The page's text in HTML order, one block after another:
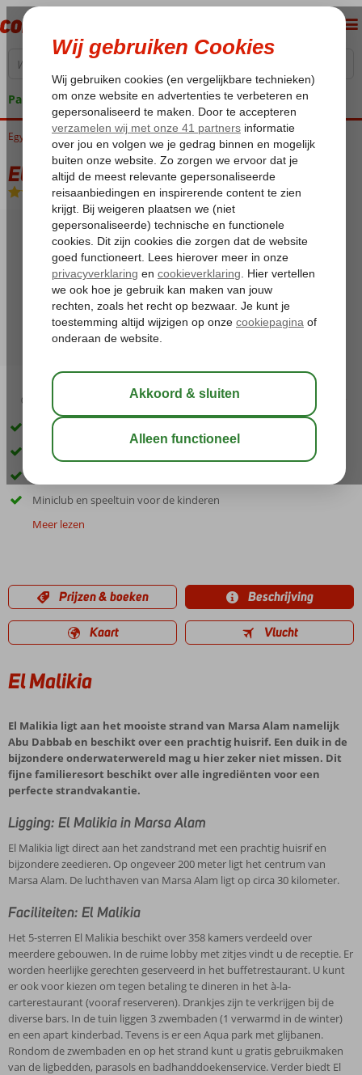
Pakketgarantie
Home
Egypte Rode Zee Marsa Alam El Malikia
El Malikia
All Inclusive-Hotel
05:00 aug 34°C
Gelegen aan het Abu Dabbab strand
Diverse zwembaden
Miniclub en speeltuin voor de kinderen
Meer lezen
Prijzen & boeken Beschrijving
Kaart Vlucht
El Malikia
El Malikia ligt aan het mooiste strand van Marsa Alam namelijk
Abu Dabbab en beschikt over een prachtig huisrif. Een duik in de
bijzondere onderwaterwereld mag u hier zeker niet missen. Dit
fijne familieresort beschikt over alle ingrediënten voor een
perfecte strandvakantie.
Ligging: El Malikia in Marsa Alam
El Malikia ligt direct aan het zandstrand met een prachtig huisrif en
bijzondere zeedieren. Op ongeveer 200 meter ligt het centrum van
Marsa Alam. De luchthaven van Marsa Alam ligt op circa 30 kilometer.
Faciliteiten: El Malikia
Het 5-sterren El Malikia beschikt over 358 kamers verdeeld over
meerdere gebouwen. In de ruime lobby met zitjes vindt u de receptie. Er
worden heerlijke gerechten geserveerd in het buffetrestaurant. U kunt
er ook voor kiezen om tegen betaling te dineren in het à-la-
carterestaurant (vooraf reserveren). Drankjes zijn te verkrijgen bij de
diverse bars. In de tuin liggen 3 zwembaden (1 verwarmd in de winter)
en een apart kinderbad. Tevens is er een Aqua park met glijbanen.
Rondom de zwembaden en op het strand kunt u gratis gebruikmaken
van de ligbedden, parasols en badhanddoekenservice. Verder biedt El